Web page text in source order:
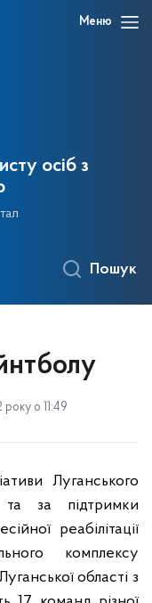
Меню
осіб з
Пошук
о 11:49
Луганського
та за підтримки
реабілітації
комплексу
області з